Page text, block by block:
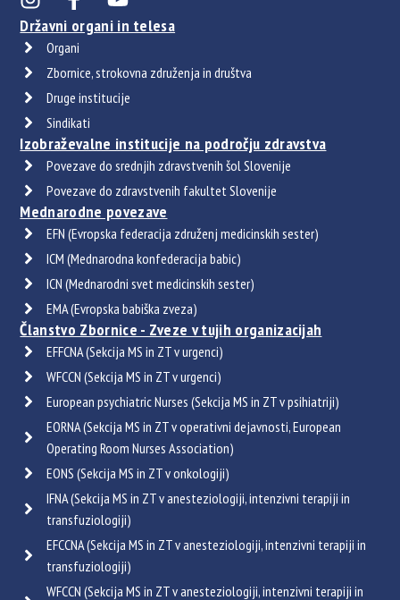
Državni organi in telesa
Organi
Zbornice, strokovna združenja in društva
Druge institucije
Sindikati
Izobraževalne institucije na področju zdravstva
Povezave do srednjih zdravstvenih šol Slovenije
Povezave do zdravstvenih fakultet Slovenije
Mednarodne povezave
EFN (Evropska federacija združenj medicinskih sester)
ICM (Mednarodna konfederacija babic)
ICN (Mednarodni svet medicinskih sester)
EMA (Evropska babiška zveza)
Članstvo Zbornice - Zveze v tujih organizacijah
EFFCNA (Sekcija MS in ZT v urgenci)
WFCCN (Sekcija MS in ZT v urgenci)
European psychiatric Nurses (Sekcija MS in ZT v psihiatriji)
EORNA (Sekcija MS in ZT v operativni dejavnosti, European
Operating Room Nurses Association)
EONS (Sekcija MS in ZT v onkologiji)
IFNA (Sekcija MS in ZT v anesteziologiji, intenzivni terapiji in
transfuziologiji)
EFCCNA (Sekcija MS in ZT v anesteziologiji, intenzivni terapiji in
transfuziologiji)
WFCCN (Sekcija MS in ZT v anesteziologiji, intenzivni terapiji in